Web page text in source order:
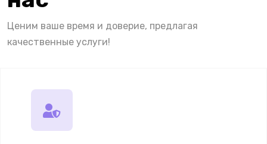
Ценим ваше время и доверие, предлагая
качественные услуги!